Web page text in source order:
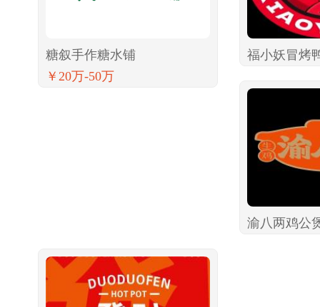
糖叙手作糖水铺
￥20万-50万
福小妖冒烤
渝八两鸡公